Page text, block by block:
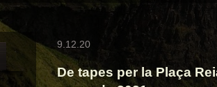
9.12.20
De tapes per la Plaça